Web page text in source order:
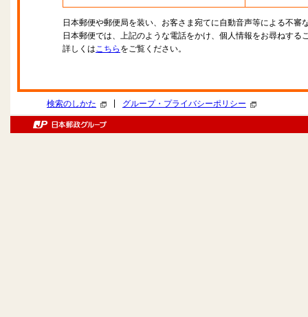
日本郵便や郵便局を装い、お客さま宛てに自動音声等による不審
日本郵便では、上記のような電話をかけ、個人情報をお尋ねする
詳しくはこちら をご覧ください。
検索のしかた グループ・プライバシーポリシー